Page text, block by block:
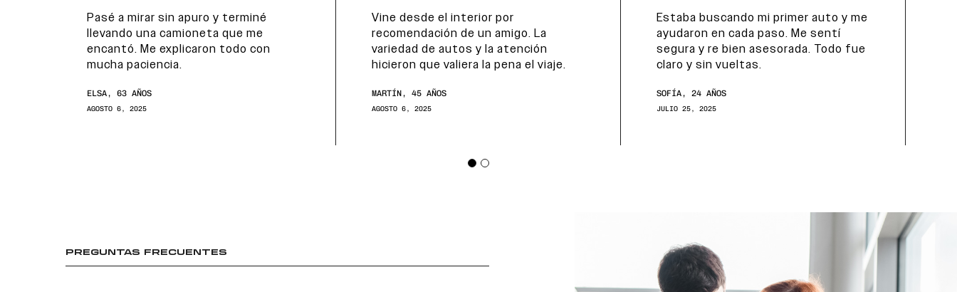
Pasé a mirar sin apuro y terminé
llevando una camioneta que me
encantó. Me explicaron todo con
mucha paciencia.
ELSA, 63 AÑOS
AGOSTO 6, 2025
Vine desde el interior por
recomendación de un amigo. La
variedad de autos y la atención
hicieron que valiera la pena el viaje.
MARTÍN, 45 AÑOS
AGOSTO 6, 2025
Estaba buscando mi primer auto y me
ayudaron en cada paso. Me sentí
segura y re bien asesorada. Todo fue
claro y sin vueltas.
SOFÍA, 24 AÑOS
JULIO 25, 2025
PREGUNTAS FRECUENTES